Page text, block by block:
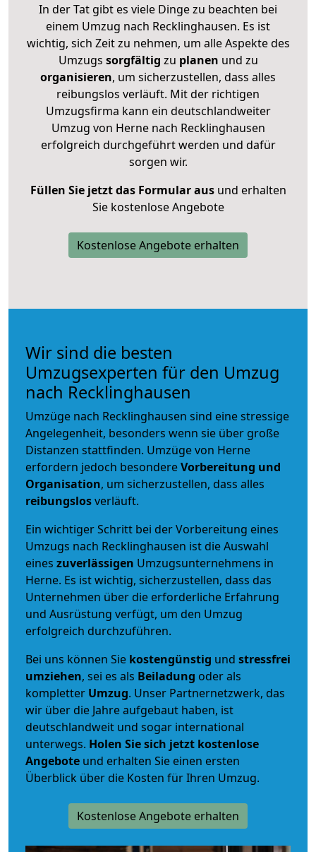
In der Tat gibt es viele Dinge zu beachten bei
einem Umzug nach Recklinghausen. Es ist
wichtig, sich Zeit zu nehmen, um alle Aspekte des
Umzugs sorgfältig zu planen und zu
organisieren, um sicherzustellen, dass alles
reibungslos verläuft. Mit der richtigen
Umzugsfirma kann ein deutschlandweiter
Umzug von Herne nach Recklinghausen
erfolgreich durchgeführt werden und dafür
sorgen wir.
Füllen Sie jetzt das Formular ausund erhalten
Sie kostenlose Angebote
Kostenlose Angebote erhalten
Wir sind die besten
Umzugsexperten für den Umzug
nach Recklinghausen
Umzüge nach Recklinghausen sind eine stressige
Angelegenheit, besonders wenn sie über große
Distanzen stattfinden. Umzüge von Herne
erfordern jedoch besondereVorbereitung und
Organisation, um sicherzustellen, dass alles
reibungslosverläuft.
Ein wichtiger Schritt bei der Vorbereitung eines
Umzugs nach Recklinghausen ist die Auswahl
eines zuverlässigen Umzugsunternehmens in
Herne. Es ist wichtig, sicherzustellen, dass das
Unternehmen über die erforderliche Erfahrung
und Ausrüstung verfügt, um den Umzug
erfolgreich durchzuführen.
Bei uns können Sie kostengünstig und stressfrei
umziehen, sei es als Beiladung oder als
kompletter Umzug. Unser Partnernetzwerk, das
wir über die Jahre aufgebaut haben, ist
deutschlandweit und sogar international
unterwegs. Holen Sie sich jetzt kostenlose
Angebote und erhalten Sie einen ersten
Überblick über die Kosten für Ihren Umzug.
Kostenlose Angebote erhalten